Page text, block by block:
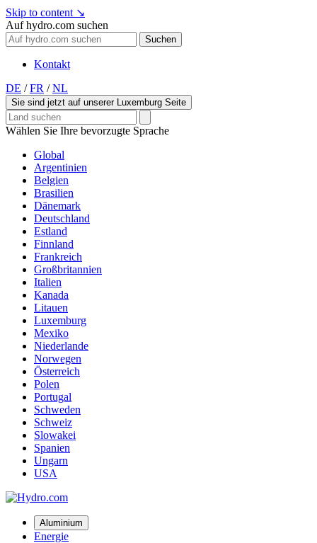
Skip to content ↘
Auf hydro.com suchen
Suchen
Kontakt
DE / FR / NL
Sie sind jetzt auf unserer Luxemburg Seite
Wählen Sie Ihre bevorzugte Sprache
Global
Argentinien
Belgien
Brasilien
Dänemark
Deutschland
Estland
Finnland
Frankreich
Großbritannien
Italien
Kanada
Litauen
Luxemburg
Mexiko
Niederlande
Norwegen
Österreich
Polen
Portugal
Schweden
Schweiz
Slowakei
Spanien
Ungarn
USA
Aluminium
Energie